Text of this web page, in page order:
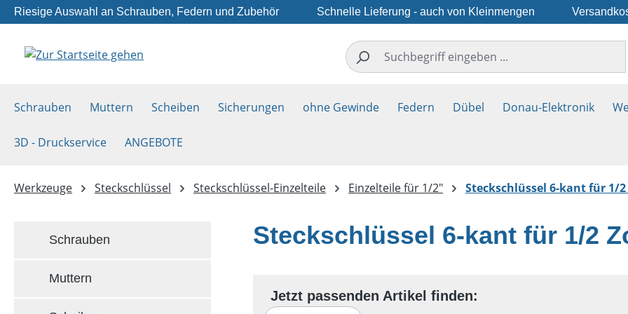
Hauptinhalt springen
Zur Suche springen
Zur Hauptnavigation springen
Riesige Auswahl an Schrauben, Federn und Zubehör Schnelle Lieferung - auch von Kleinmengen
Schrauben Muttern Scheiben Sicherungen ohne Gewinde Federn Dübel Donau-Elektronik
3D - Druckservice ANGEBOTE
Werkzeuge Steckschlüssel Steckschlüssel-Einzelteile Einzelteile für 1/2" Steckschlüssel 6-kant für 1/2
Schrauben
Muttern
Steckschlüssel 6-kant für 1/2